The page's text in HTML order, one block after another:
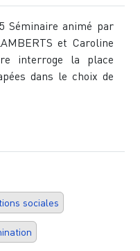
Séminaire animé par
et Caroline
interroge la place
dans le choix de
sociales